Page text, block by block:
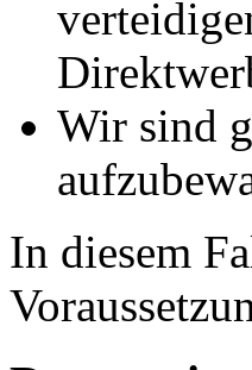
Wir sind
In diesem